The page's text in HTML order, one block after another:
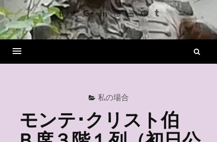
ス
キ
ッ
Facebook
TwitterGoogle+LinkedinInstagram
YoutubePinterest
Tumblr
私の場合
モンテ･クリスト伯